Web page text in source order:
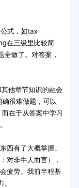
式，如tax
在三级里比较简
做了。对答案，
他章节知识的融会
很难做题，可以
在于从答案中学习
有了大概掌握。
对非牛人而言），
疲劳。我前半程基